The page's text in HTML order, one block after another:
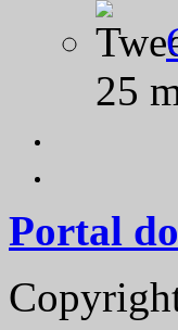
25
Portal